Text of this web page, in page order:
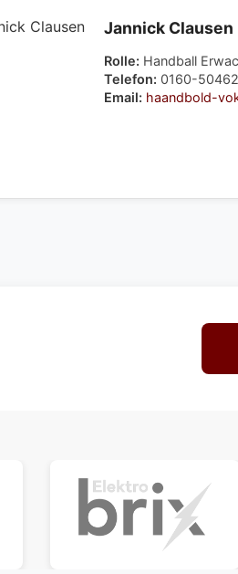
Jannick Clausen
Rolle: Handball
Telefon: 0160-
Email: haandbold-